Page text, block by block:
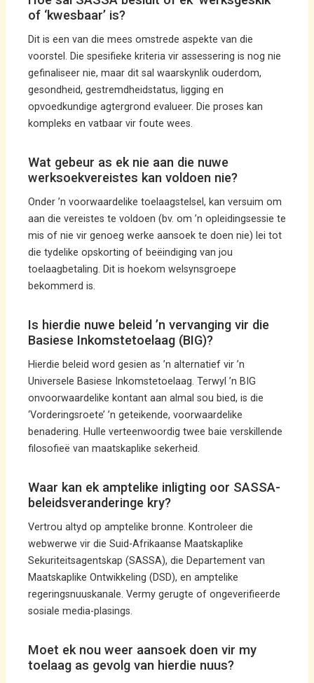
of ‘kwesbaar’ is?
Dit is een van die mees omstrede aspekte van die
voorstel. Die spesifieke kriteria vir assessering is nog nie
gefinaliseer nie, maar dit sal waarskynlik ouderdom,
gesondheid, gestremdheidstatus, ligging en
opvoedkundige agtergrond evalueer. Die proses kan
kompleks en vatbaar vir foute wees.
Wat gebeur as ek nie aan die nuwe
werksoekvereistes kan voldoen nie?
Onder ’n voorwaardelike toelaagstelsel, kan versuim om
aan die vereistes te voldoen (bv. om ’n opleidingsessie te
mis of nie vir genoeg werke aansoek te doen nie) lei tot
die tydelike opskorting of beëindiging van jou
toelaagbetaling. Dit is hoekom welsynsgroepe
bekommerd is.
Is hierdie nuwe beleid ’n vervanging vir die
Basiese Inkomstetoelaag (BIG)?
Hierdie beleid word gesien as ’n alternatief vir ’n
Universele Basiese Inkomstetoelaag. Terwyl ’n BIG
onvoorwaardelike kontant aan almal sou bied, is die
‘Vorderingsroete’ ’n geteikende, voorwaardelike
benadering. Hulle verteenwoordig twee baie verskillende
filosofieë van maatskaplike sekerheid.
Waar kan ek amptelike inligting oor SASSA-
beleidsveranderinge kry?
Vertrou altyd op amptelike bronne. Kontroleer die
webwerwe vir die Suid-Afrikaanse Maatskaplike
Sekuriteitsagentskap (SASSA), die Departement van
Maatskaplike Ontwikkeling (DSD), en amptelike
regeringsnuuskanale. Vermy gerugte of ongeverifieerde
sosiale media-plasings.
Moet ek nou weer aansoek doen vir my
toelaag as gevolg van hierdie nuus?